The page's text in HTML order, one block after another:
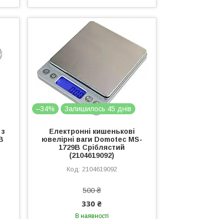
–34% Залишилось 45 днів
Електронні кишенькові
ювелірні ваги Domotec MS-
1729B Сріблястий
(2104619092)
2104619092
500 ₴
330 ₴
В наявності